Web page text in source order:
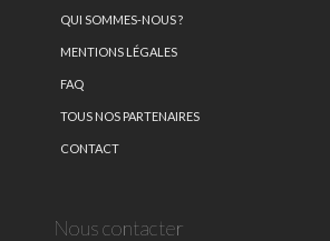
QUI SOMMES-NOUS ?
MENTIONS LÉGALES
FAQ
TOUS NOS PARTENAIRES
CONTACT
Nous contacter